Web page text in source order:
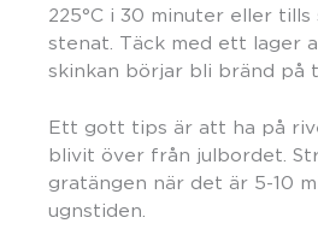
225°C i 30 minuter eller tills
stenat. Täck med ett lager
skinkan börjar bli bränd på
Ett gott tips är att ha på
blivit över från julbordet.
gratängen när det är 5-10
ugnstiden.